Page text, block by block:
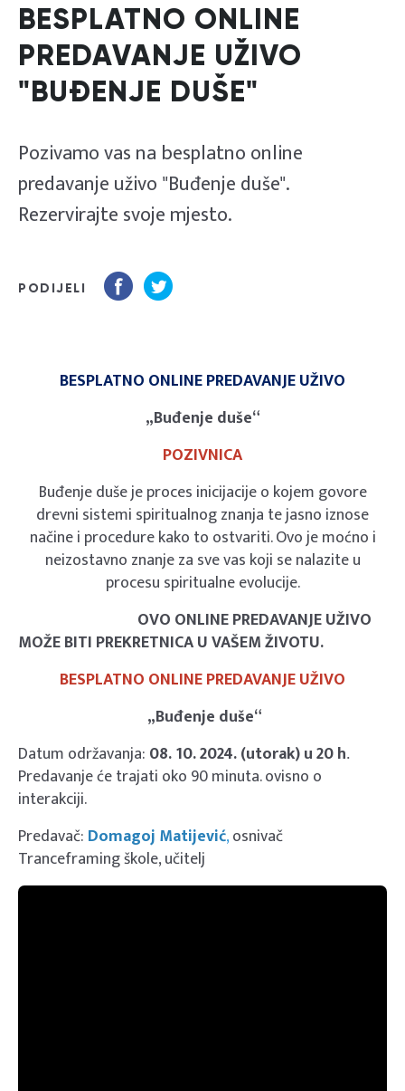
BESPLATNO ONLINE
PREDAVANJE UŽIVO
"BUĐENJE DUŠE"
Pozivamo vas na besplatno online
predavanje uživo "Buđenje duše".
Rezervirajte svoje mjesto.
PODIJELI
BESPLATNO ONLINE PREDAVANJE UŽIVO
„Buđenje duše“
POZIVNICA
Buđenje duše je proces inicijacije o kojem govore
drevni sistemi spiritualnog znanja te jasno iznose
načine i procedure kako to ostvariti. Ovo je moćno i
neizostavno znanje za sve vas koji se nalazite u
procesu spiritualne evolucije.
OVO ONLINE PREDAVANJE UŽIVO
MOŽE BITI PREKRETNICA U VAŠEM ŽIVOTU.
BESPLATNO ONLINE PREDAVANJE UŽIVO
„Buđenje duše“
Datum održavanja: 08. 10. 2024. (utorak) u 20 h
Predavanje će trajati oko 90 minuta. ovisno o
interakciji.
Predavač: Domagoj Matijević,osnivač
Tranceframing škole, učitelj